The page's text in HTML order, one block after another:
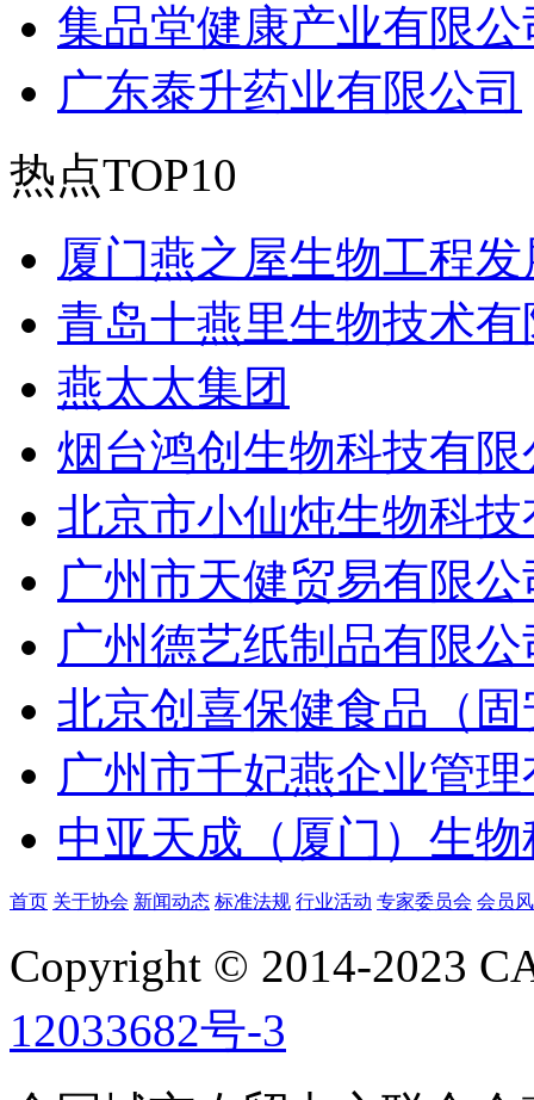
集品堂健康产业有限公
广东泰升药业有限公司
热点TOP10
厦门燕之屋生物工程
青岛十燕里生物技术
燕太太集团
烟台鸿创生物科技有限
北京市小仙炖生物科
广州市天健贸易有限公
广州德艺纸制品有限公
北京创喜保健食品（
广州市千妃燕企业管
中亚天成（厦门）生
首页 关于协会 新闻动态 标准法规 行业活动 专家委员会 会员
Copyright © 2014-2023
12033682号-3